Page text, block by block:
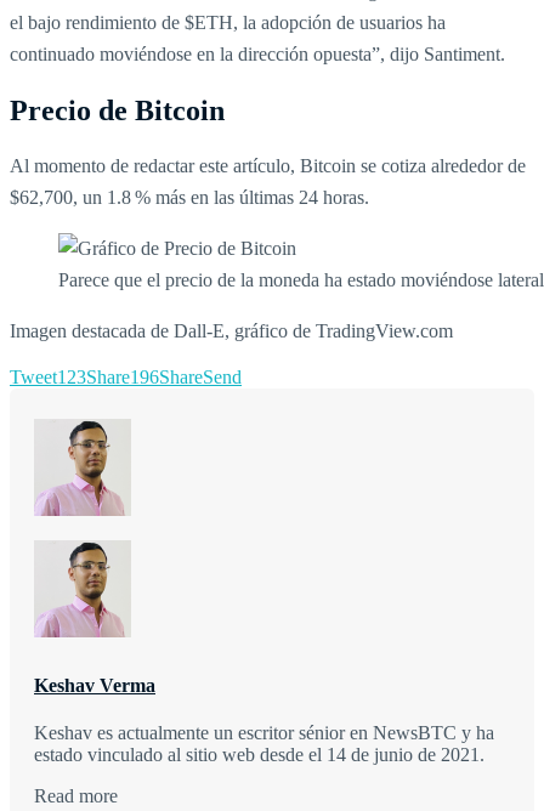
el bajo rendimiento de $ETH, la adopción de usuarios ha
continuado moviéndose en la dirección opuesta”, dijo Santiment.
Precio de Bitcoin
Al momento de redactar este artículo, Bitcoin se cotiza alrededor de
$62,700, un 1.8 % más en las últimas 24 horas.
Parece que el precio de la moneda ha estado moviéndose
Imagen destacada de Dall‑E, gráfico de TradingView.com
Tweet123Share196ShareSend
Keshav Verma
Keshav es actualmente un escritor sénior en NewsBTC y ha
estado vinculado al sitio web desde el 14 de junio de 2021.
Read more